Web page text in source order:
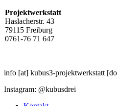
Projektwerkstatt
Haslacherstr. 43
79115 Freiburg
0761-76 71 647
info [at] kubus3-projektwerkstatt
Instagram: @kubusdrei